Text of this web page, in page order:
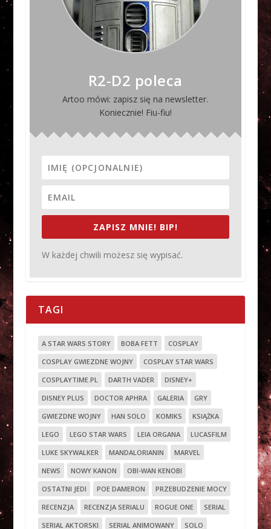
R2-D2 poleca
Artoo mówi: zapisz się na newsletter.
Koniecznie! Fiu-fiu!
ZAPISZ MNIE! BIP!
W każdej chwili możesz się wypisać.
TAGI
A STAR WARS STORY BOBA FETT
COSPLAY
COSPLAY GWIEZDNE WOJNY
COSPLAY STAR WARS
COSPLAYTIME.PL
DARTH VADER
DISNEY+
DISNEY PLUS
DOCTOR APHRA GALERIA
GRY
GWIEZDNE WOJNY
HAN SOLO KOMIKS
KSIĄŻKA
LEGO
LEGO STAR WARS LEIA ORGANA
LUCASFILM
LUKE SKYWALKER
MANDALORIANIN
MARVEL
NEWS
NOWY KANON
OBI-WAN KENOBI
OSTATNI JEDI
POE DAMERON
PRZEBUDZENIE MOCY
RECENZJA
RECENZJA SERIALU ROGUE ONE
SERIAL
SERIAL AKTORSKI
SERIAL ANIMOWANY SOLO